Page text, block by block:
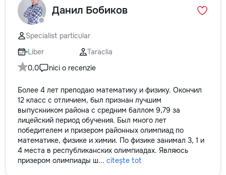
Данил Бобиков
Specialist particular
Liber
Taraclia
0,0
nici o recenzie
Более 4 лет преподаю математику и физику. Окончил
12 класс с отличием, был признан лучшим
выпускником района с средним баллом 9,79 за
лицейский период обучения. Был много лет
победителем и призером районных олимпиад по
математике, физике и химии. По физике занимал 3, 1 и
4 места в республиканских олимпиадах. Являюсь
призером олимпиады ш... citește tot